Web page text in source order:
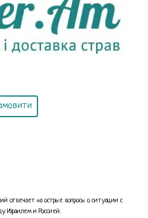
отвечает на острые вопросы о ситуации с
Израилем и Россией.